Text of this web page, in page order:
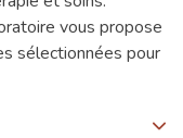
vous propose
sélectionnées pour